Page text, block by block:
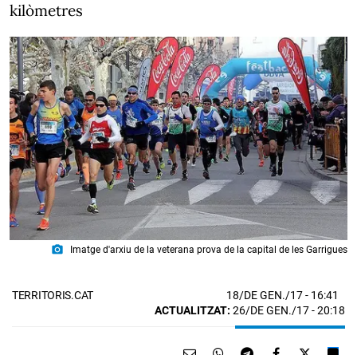
kilòmetres
photo_camera Imatge d'arxiu de la veterana prova de la capital de les Garrigues
TERRITORIS.CAT 18/DE GEN./17- 16:41
ACTUALITZAT: 26/DE GEN./17 - 20:18